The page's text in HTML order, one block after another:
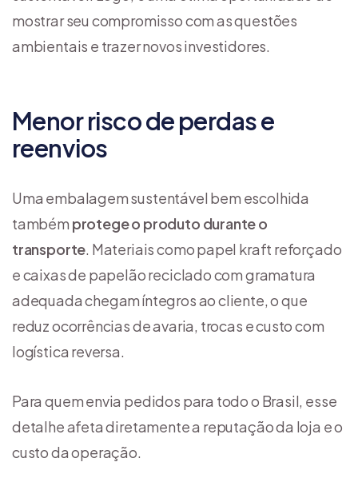
mostrar seu compromisso com as questões
ambientais e trazer novos investidores.
Menor risco de perdas e
reenvios
Uma embalagem sustentável bem escolhida
também protege o produto durante o
transporte. Materiais como papel kraft reforçado
e caixas de papelão reciclado com gramatura
adequada chegam íntegros ao cliente, o que
reduz ocorrências de avaria, trocas e custo com
logística reversa.
Para quem envia pedidos para todo o Brasil, esse
detalhe afeta diretamente a reputação da loja e o
custo da operação.